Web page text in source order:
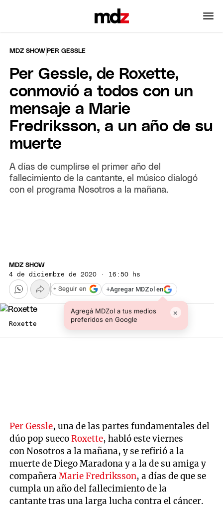
MDZ SHOW |PER GESSLE
Per Gessle, de Roxette,
conmovió a todos con un
mensaje a Marie
Fredriksson, a un año de su
muerte
A días de cumplirse el primer año del
fallecimiento de la cantante, el músico dialogó
con el programa Nosotros a la mañana.
MDZ SHOW
4 de diciembre de 2020 · 16:50 hs
+Agregar MDZol en
Agregá MDZol a tus medios
preferidos en Google
×
+ Seguir en
Roxette
Per Gessle, una de las partes fundamentales del
dúo pop suecoRoxette, habló este viernes
con Nosotros a la mañana, y se refirió a la
muerte de Diego Maradona y a la de su amiga y
compañeraMarie Fredriksson, a días de que se
cumpla un año del fallecimiento de la
cantante tras una larga lucha contra el cáncer.